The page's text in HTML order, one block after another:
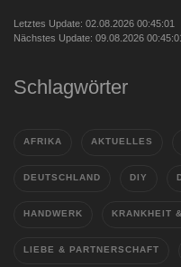
Letztes Update: 02.08.2026 00:45:01
Nächstes Update: 09.08.2026
Schlagwörter
AFRIKA AKTUELLES
DEUTSCHLAND DIY
HANDWERK KRANKHEIT
LIEBE & PARTNERSCHAFT